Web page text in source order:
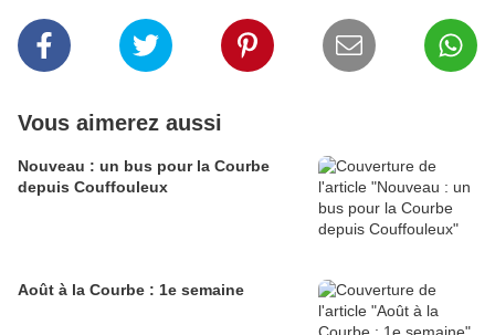
Vous aimerez aussi
Nouveau : un bus pour la Courbe
depuis Couffouleux
Août à la Courbe : 1e semaine